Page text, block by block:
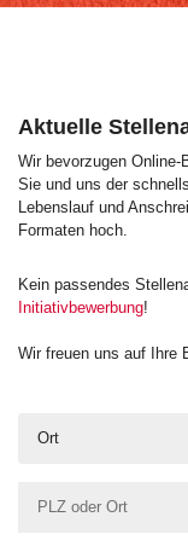
Aktuelle
Wir bevorzugen
Sie und uns der
Lebenslauf und
Formaten hoch.
Kein passendes
Initiativbewerbung!
Wir freuen uns auf Ihre
Ort